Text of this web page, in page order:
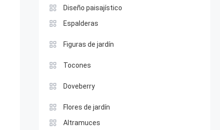
Diseño paisajístico
Espalderas
Figuras de jardín
Tocones
Doveberry
Flores de jardín
Altramuces